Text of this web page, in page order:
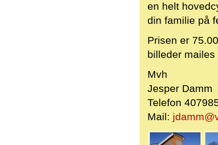
en helt
din familie på
Prisen er
billeder mailes
Mvh
Jesper Damm
Telefon
Mail: